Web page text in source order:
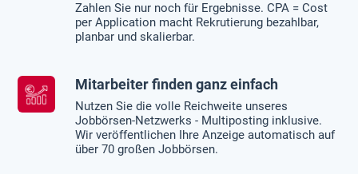
Zahlen Sie nur noch für Ergebnisse. CPA = Cost
per Application macht Rekrutierung bezahlbar,
planbar und skalierbar.
Mitarbeiter finden ganz einfach
Nutzen Sie die volle Reichweite unseres
Jobbörsen-Netzwerks - Multiposting inklusive.
Wir veröffentlichen Ihre Anzeige automatisch auf
über 70 großen Jobbörsen.